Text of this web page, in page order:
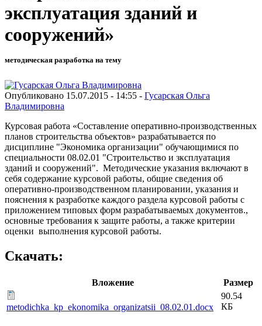
эксплуатация зданий и
сооружений»
методическая разработка на тему
Опубликовано 15.07.2015 - 14:55 - Гусарская Ольга
Владимировна
Курсовая работа «Составление оперативно-производственных
планов строительства объектов» разрабатывается по
дисциплине "Экономика организации" обучающимися по
специальности 08.02.01 "Строительство и зксплуатация
зданий и сооружений". Методические указания включают в
себя содержание курсовой работы, общие сведения об
оперативно-производственном планировании, указания и
пояснения к разработке каждого раздела курсовой работы с
приложением типовых форм разрабатываемых документов.,
основные требования к защите работы, а также критерии
оценки выполнения курсовой работы.
Скачать:
Вложение Размер
metodichka_kp_ekonomika_organizatsii_08.02.01.docx
90.54
КБ